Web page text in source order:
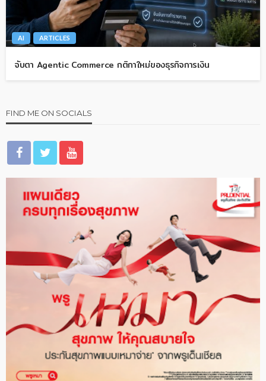
AI ARTICLES
จับตา Agentic Commerce กติกาใหม่ของธุรกิจการเงิน
FIND ME ON SOCIALS